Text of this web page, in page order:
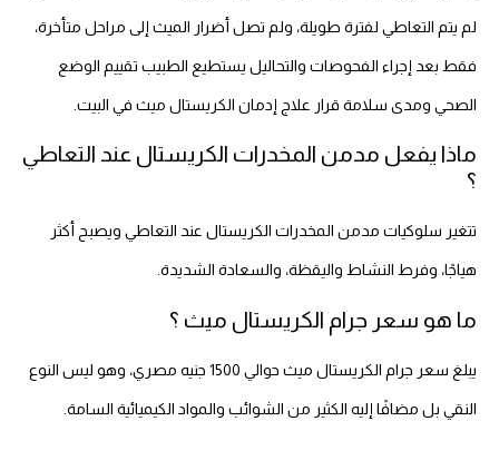
لم يتم التعاطي لفترة طويلة، ولم تصل أضرار الميث إلى مراحل متأخرة،
فقط بعد إجراء الفحوصات والتحاليل يستطيع الطبيب تقييم الوضع
الصحي ومدى سلامة قرار علاج إدمان الكريستال ميث في البيت.
ماذا يفعل مدمن المخدرات الكريستال عند التعاطي
؟
تتغير سلوكيات مدمن المخدرات الكريستال عند التعاطي ويصبح أكثر
هياجًا، وفرط النشاط واليقظة، والسعادة الشديدة.
ما هو سعر جرام الكريستال ميث ؟
يبلغ سعر جرام الكريستال ميث حوالي 1500 جنيه مصري، وهو ليس النوع
النقي بل مضافًا إليه الكثير من الشوائب والمواد الكيميائية السامة.